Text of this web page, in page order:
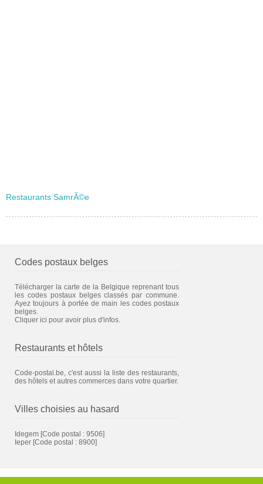
Restaurants SamrÃ©e
Codes postaux belges
Télécharger la carte de la Belgique reprenant tous
les codes postaux belges classés par commune.
Ayez toujours à portée de main les codes postaux
belges.
Cliquer ici pour avoir plus d'infos.
Restaurants et hôtels
Code-postal.be, c'est aussi la liste des restaurants,
des hôtels et autres commerces dans votre quartier.
Villes choisies au hasard
Idegem [Code postal : 9506]
Ieper [Code postal : 8900]